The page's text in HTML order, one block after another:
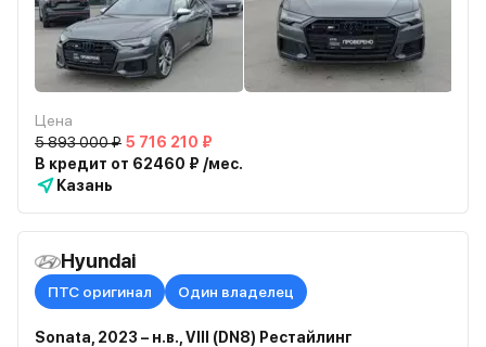
Цена
5 893 000 ₽ 5 716 210 ₽
В кредит от 62460 ₽ /мес.
Казань
Hyundai
ПТС оригинал Один владелец
Sonata, 2023 – н.в., VIII (DN8) Рестайлинг